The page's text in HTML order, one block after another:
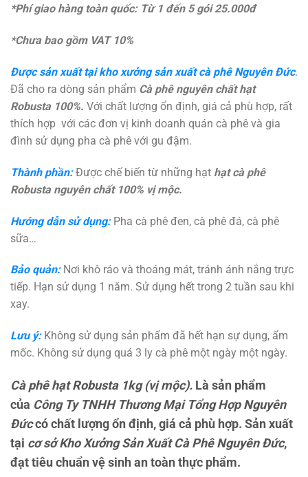
*Phí giao hàng toàn quốc: Từ 1 đến 5 gói 25.000đ
*Chưa bao gồm VAT 10%
Được sản xuất tại kho xưởng sản xuất cà phê Nguyên Đức.
Đã cho ra dòng sản phẩm Cà phê nguyên chất hạt
Robusta 100%. Với chất lượng ổn định, giá cả phù hợp, rất
thích hợp với các đơn vị kinh doanh quán cà phê và gia
đình sử dụng pha cà phê với gu đậm.
Thành phần:Được chế biến từ những hạt hạt cà phê
Robusta nguyên chất 100% vị mộc.
Hướng dẫn sử dụng:Pha cà phê đen, cà phê đá, cà phê
sữa…
Bảo quản:Nơi khô ráo và thoáng mát, tránh ánh nắng trực
tiếp. Hạn sử dụng 1 năm. Sử dụng hết trong 2 tuần sau khi
xay.
Lưu ý:Không sử dụng sản phẩm đã hết hạn sự dụng, ẩm
mốc. Không sử dụng quá 3 ly cà phê một ngày một ngày.
Cà phê hạt Robusta 1kg (vị mộc). Là sản phẩm
của Công Ty TNHH Thương Mại Tổng Hợp Nguyên
Đứccó chất lượng ổn định, giá cả phù hợp. Sản xuất
tại cơ sở Kho Xưởng Sản Xuất Cà Phê Nguyên Đức,
đạt tiêu chuẩn vệ sinh an toàn thực phẩm.